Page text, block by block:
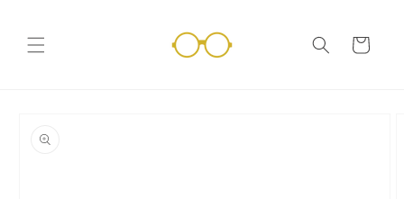
ai contenuti
Carrello
sul prodotto